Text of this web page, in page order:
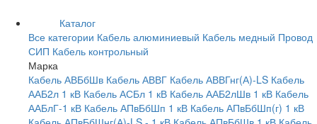
Каталог
Все категории Кабель алюминиевый Кабель медный Провод
СИП Кабель контрольный
Марка
Кабель АВБбШв Кабель АВВГ Кабель АВВГнг(А)-LS Кабель
ААБ2л 1 кВ Кабель АСБл 1 кВ Кабель ААБ2лШв 1 кВ Кабель
ААБлГ-1 кВ Кабель АПвБбШп 1 кВ Кабель АПвБбШп(г) 1 кВ